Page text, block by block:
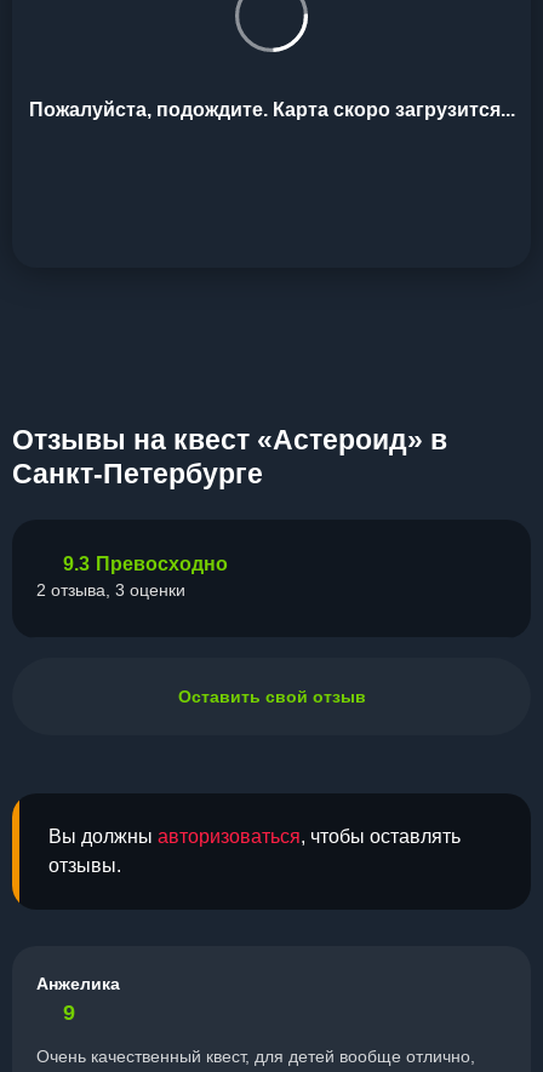
Пожалуйста, подождите. Карта скоро загрузится...
Отзывы на квест «Астероид» в
Санкт-Петербурге
Вы должны авторизоваться, чтобы оставлять
отзывы.
Анжелика
9
Очень качественный квест, для детей вообще отлично,
9.3 Превосходно
2 отзыва, 3 оценки
Оставить свой отзыв